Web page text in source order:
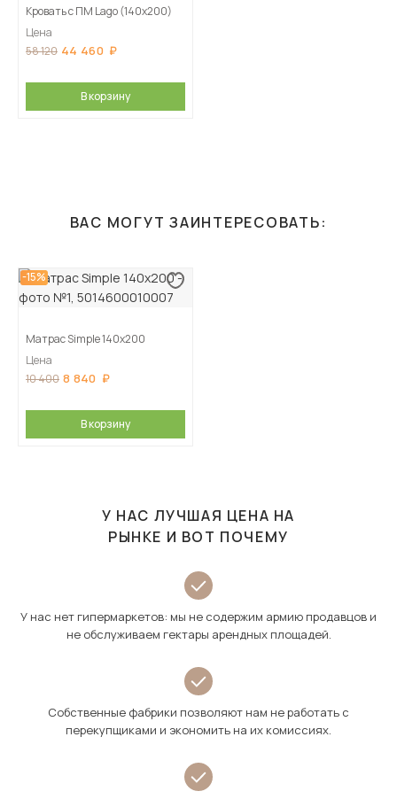
Кровать с ПМ Lago (140х200)
Цена
58 120 44 460
В корзину
ВАС МОГУТ ЗАИНТЕРЕСОВАТЬ:
-15%
Матрас Simple 140х200
Цена
10 400 8 840
В корзину
У НАС ЛУЧШАЯ ЦЕНА НА
РЫНКЕ И ВОТ ПОЧЕМУ
У нас нет гипермаркетов: мы не содержим армию продавцов и
не обслуживаем гектары арендных площадей.
Собственные фабрики позволяют нам не работать с
перекупщиками и экономить на их комиссиях.